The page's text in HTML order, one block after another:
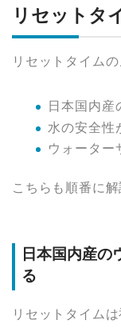
リセットタ
リセットタイム
日本国内産
水の安全性
ウォーター
こちらも順番に解
日本国内産の
る
リセットタイム